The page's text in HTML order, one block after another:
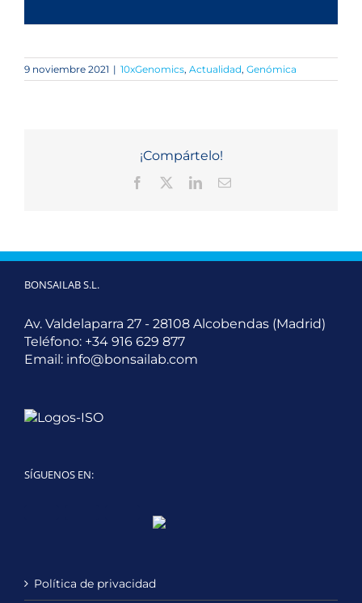
9 noviembre 2021 | 10xGenomics, Actualidad, Genómica
¡Compártelo!
Facebook LinkedInCorreo
BONSAILAB S.L.
Av. Valdelaparra 27 - 28108 Alcobendas (Madrid)
Teléfono: +34 916 629 877
Email: info@bonsailab.com
SÍGUENOS EN:
LinkedInYouTube
Política de privacidad